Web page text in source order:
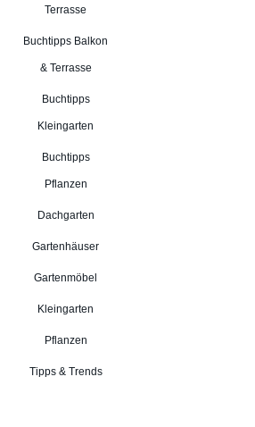
Terrasse
Buchtipps Balkon
& Terrasse
Buchtipps
Kleingarten
Buchtipps
Pflanzen
Dachgarten
Gartenhäuser
Gartenmöbel
Kleingarten
Pflanzen
Tipps & Trends